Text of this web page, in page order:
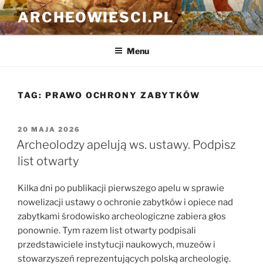
Przejdź
do
treści
ARCHEOWIESCI.PL
Menu
TAG: PRAWO OCHRONY ZABYTKÓW
OPUBLIKOWANE
W
20 MAJA 2026
Archeolodzy apelują ws. ustawy. Podpisz
list otwarty
Kilka dni po publikacji pierwszego apelu w sprawie
nowelizacji ustawy o ochronie zabytków i opiece nad
zabytkami środowisko archeologiczne zabiera głos
ponownie. Tym razem list otwarty podpisali
przedstawiciele instytucji naukowych, muzeów i
stowarzyszeń reprezentujących polską archeologię.